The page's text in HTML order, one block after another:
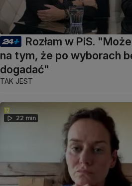
Rozłam w PiS.
na tym, że po wyborach
dogadać"
TAK JEST
22 min